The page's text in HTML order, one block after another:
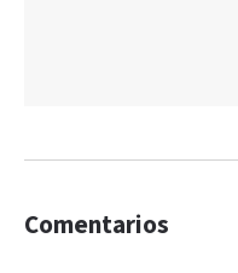
Comentarios